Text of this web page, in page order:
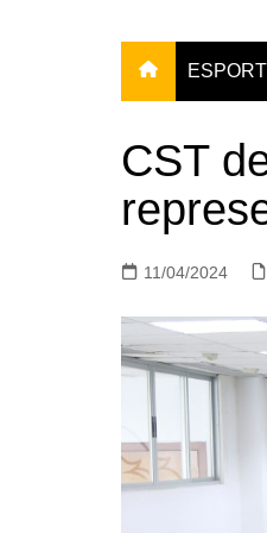
CST
11/04/2024